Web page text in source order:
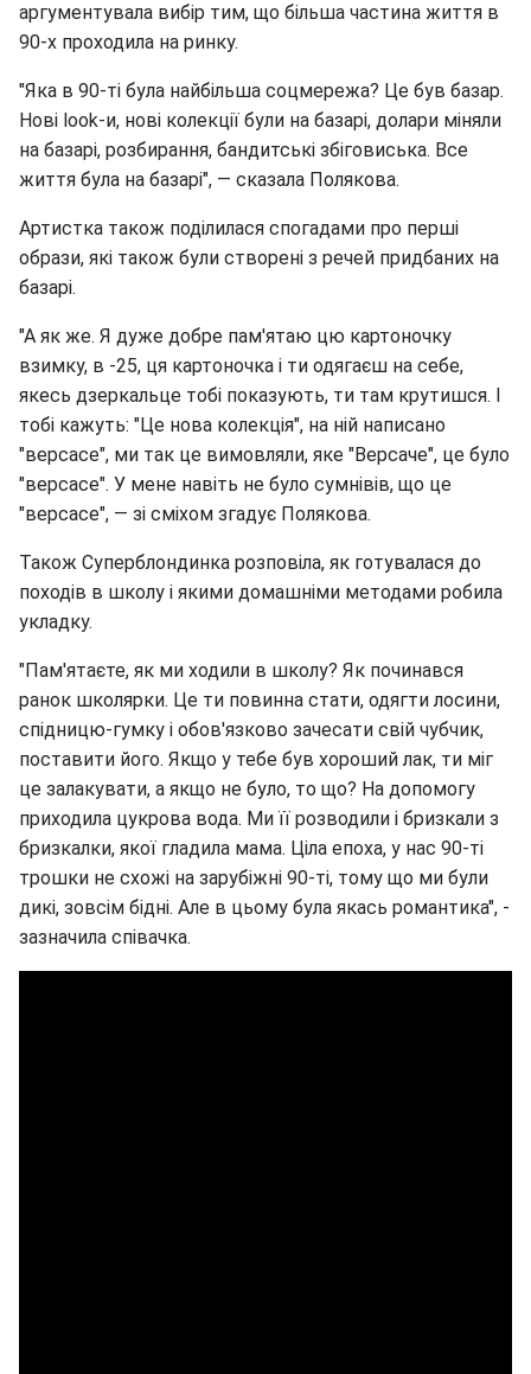
аргументувала вибір тим, що більша частина життя в
90-х проходила на ринку.
"Яка в 90-ті була найбільша соцмережа? Це був базар.
Нові look-и, нові колекції були на базарі, долари міняли
на базарі, розбирання, бандитські збіговиська. Все
життя була на базарі", — сказала Полякова.
Артистка також поділилася спогадами про перші
образи, які також були створені з речей придбаних на
базарі.
"А як же. Я дуже добре пам'ятаю цю картоночку
взимку, в -25, ця картоночка і ти одягаєш на себе,
якесь дзеркальце тобі показують, ти там крутишся. І
тобі кажуть: "Це нова колекція", на ній написано
"версасе", ми так це вимовляли, яке "Версаче", це було
"версасе". У мене навіть не було сумнівів, що це
"версасе", — зі сміхом згадує Полякова.
Також Суперблондинка розповіла, як готувалася до
походів в школу і якими домашніми методами робила
укладку.
"Пам'ятаєте, як ми ходили в школу? Як починався
ранок школярки. Це ти повинна стати, одягти лосини,
спідницю-гумку і обов'язково зачесати свій чубчик,
поставити його. Якщо у тебе був хороший лак, ти міг
це залакувати, а якщо не було, то що? На допомогу
приходила цукрова вода. Ми її розводили і бризкали з
бризкалки, якої гладила мама. Ціла епоха, у нас 90-ті
трошки не схожі на зарубіжні 90-ті, тому що ми були
дикі, зовсім бідні. Але в цьому була якась романтика", -
зазначила співачка.